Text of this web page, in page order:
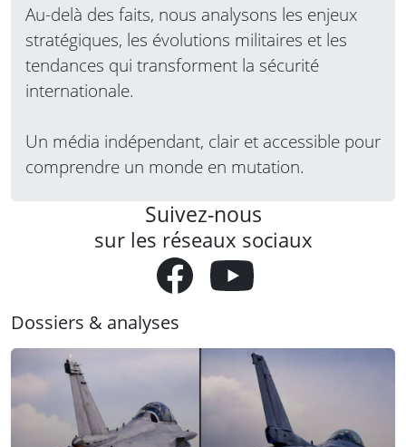
Au-delà des faits, nous analysons les enjeux
stratégiques, les évolutions militaires et les
tendances qui transforment la sécurité
internationale.
Un média indépendant, clair et accessible pour
comprendre un monde en mutation.
Suivez-nous
sur les réseaux sociaux
Dossiers & analyses